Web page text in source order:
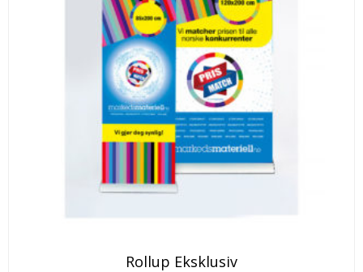
Rollup Eksklusiv